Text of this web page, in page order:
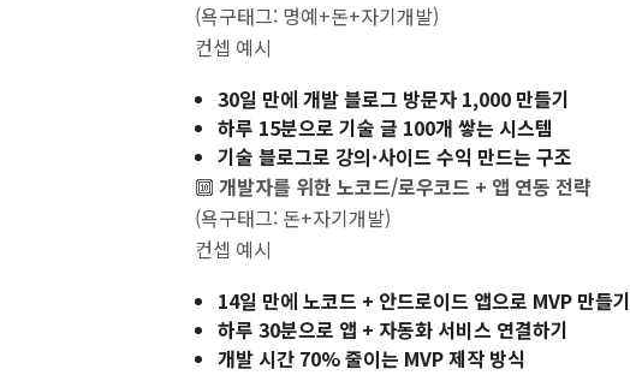
(욕구태그: 명예+돈+자기개발)
컨셉 예시
30일 만에 개발 블로그 방문자 1,000 만들기
하루 15분으로 기술 글 100개 쌓는 시스템
기술 블로그로 강의·사이드 수익 만드는 구조
🔟 개발자를 위한 노코드/로우코드 + 앱 연동 전략
(욕구태그: 돈+자기개발)
컨셉 예시
14일 만에 노코드 + 안드로이드 앱으로 MVP 만들기
하루 30분으로 앱 + 자동화 서비스 연결하기
개발 시간 70% 줄이는 MVP 제작 방식